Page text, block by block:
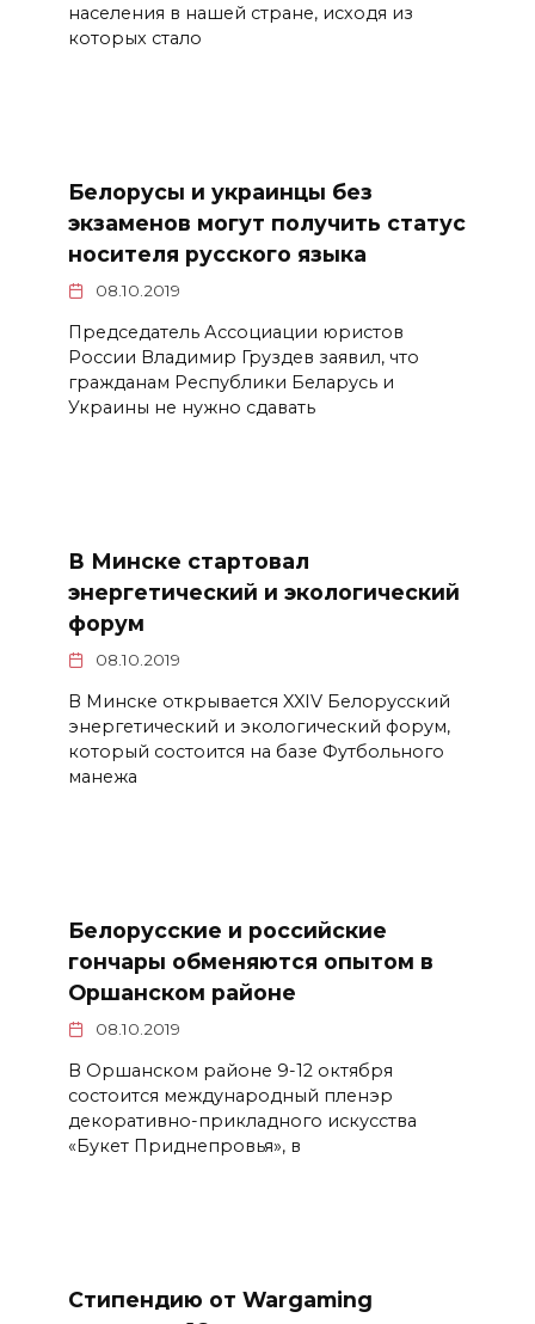
населения в нашей стране, исходя из
которых стало
Белорусы и украинцы без
экзаменов могут получить статус
носителя русского языка
08.10.2019
Председатель Ассоциации юристов
России Владимир Груздев заявил, что
гражданам Республики Беларусь и
Украины не нужно сдавать
В Минске стартовал
энергетический и экологический
форум
08.10.2019
В Минске открывается XXIV Белорусский
энергетический и экологический форум,
который состоится на базе Футбольного
манежа
Белорусские и российские
гончары обменяются опытом в
Оршанском районе
08.10.2019
В Оршанском районе 9-12 октября
состоится международный пленэр
декоративно-прикладного искусства
«Букет Приднепровья», в
Стипендию от Wargaming